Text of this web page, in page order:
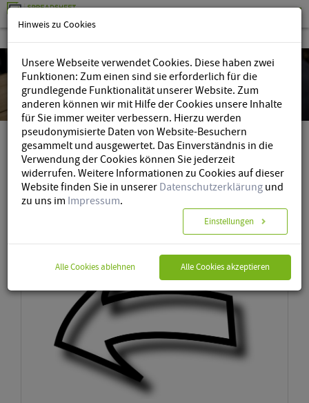
Spreadsheet Router»Blog» Kategorie
Hinweis zu Cookies
Unsere Webseite verwendet Cookies. Diese haben zwei
Funktionen: Zum einen sind sie erforderlich für die
grundlegende Funktionalität unserer Website. Zum
anderen können wir mit Hilfe der Cookies unsere Inhalte
für Sie immer weiter verbessern. Hierzu werden
pseudonymisierte Daten von Website-Besuchern
gesammelt und ausgewertet. Das Einverständnis in die
Verwendung der Cookies können Sie jederzeit
widerrufen. Weitere Informationen zu Cookies auf dieser
Website finden Sie in unsererDatenschutzerklärungund
zu uns im Impressum.
Einstellungen
Alle Cookies ablehnen Alle Cookies akzeptieren